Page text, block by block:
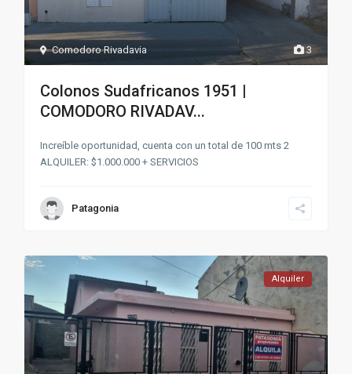
3
Comodoro Rivadavia
Colonos Sudafricanos 1951 |
COMODORO RIVADAV...
Increíble oportunidad, cuenta con un total de 100 mts 2
ALQUILER: $1.000.000 + SERVICIOS
Patagonia
Alquiler